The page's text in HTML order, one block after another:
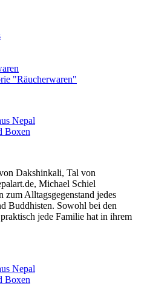
"Räucherwaren"
Nepal
Boxen
Dakshinkali, Tal von
Michael Schiel
zum Alltagsgegenstand jedes
Buddhisten. Sowohl bei den
jede Familie hat in ihrem
Nepal
Boxen